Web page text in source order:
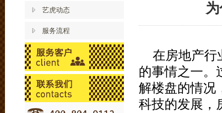
艺虎动态
服务流程
在房地产行
的事情之一。
解楼盘的情况
科技的发展，